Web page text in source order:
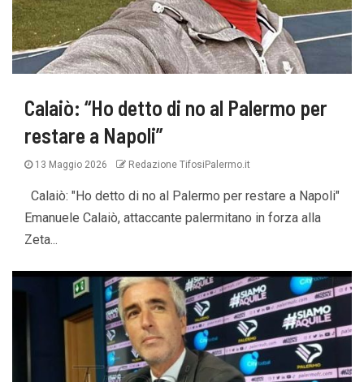
Calaiò: “Ho detto di no al Palermo per
restare a Napoli”
13 Maggio 2026 Redazione TifosiPalermo.it
Calaiò: "Ho detto di no al Palermo per restare a Napoli"
Emanuele Calaiò, attaccante palermitano in forza alla
Zeta...